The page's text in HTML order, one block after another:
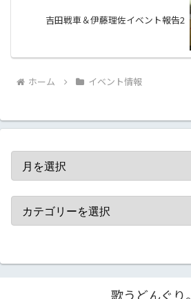
吉田戦車＆伊藤理佐イベント報告2
ホーム イベント情報
歌うどんぐり。